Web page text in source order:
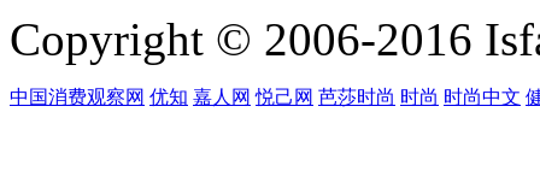
Copyright © 2006-2016
中国消费观察网 优知 嘉人网 悦己网 芭莎时尚 时尚 时尚中文